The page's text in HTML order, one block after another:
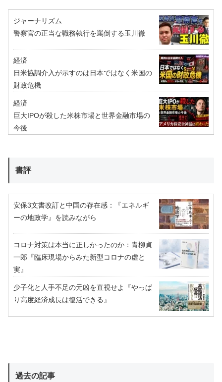
ジャーナリズム
警察官の正当な職務執行を罵倒する玉川徹
経済
日米協調介入が示すのは日本ではなく米国の
財政危機
経済
巨大IPOが殺した米株市場と世界金融市場の
今後
書評
安保3文書改訂と中国の存在感：『エネルギ
ーの地政学』を読みながら
コロナ対策は本当に正しかったのか：青柳貞
一郎『臨床現場からみた新型コロナの虚と
実』
少子化と人手不足の元凶を直視せよ『やっぱ
り高度経済成長は復活できる』
過去の記事